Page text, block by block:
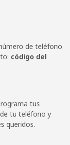
de teléfono
código del
tus
tu teléfono y
queridos.